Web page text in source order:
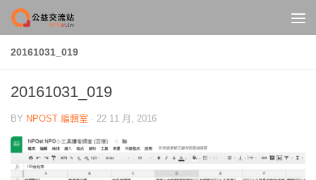
Skip to content
20161031_019
20161031_019
BY NPOST 編輯室 · 22 11 月, 2016